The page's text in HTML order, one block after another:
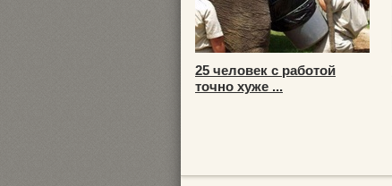
25 человек с работой
точно хуже ...